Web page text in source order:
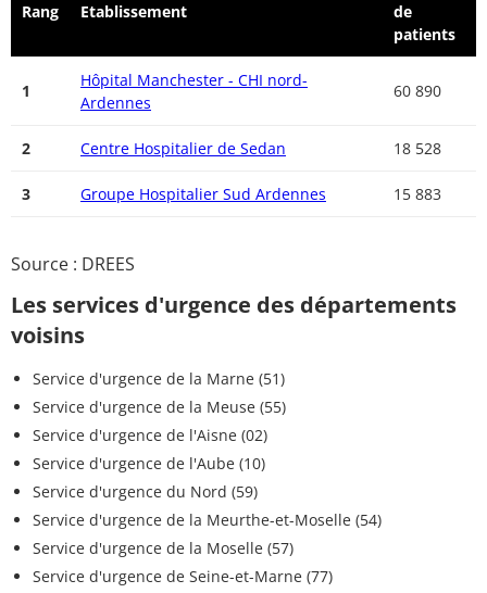
Rang Etablissement
de
patients
1
Hôpital Manchester - CHI nord-
Ardennes
60 890
2 Centre Hospitalier de Sedan 18 528
3 Groupe Hospitalier Sud Ardennes 15 883
Source : DREES
Les services d'urgence des départements
voisins
Service d'urgence de la Marne (51)
Service d'urgence de la Meuse (55)
Service d'urgence de l'Aisne (02)
Service d'urgence de l'Aube (10)
Service d'urgence du Nord (59)
Service d'urgence de la Meurthe-et-Moselle (54)
Service d'urgence de la Moselle (57)
Service d'urgence de Seine-et-Marne (77)